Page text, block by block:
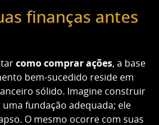
finanças antes
como comprar ações, a base
bem-sucedido reside em
sólido. Imagine construir
fundação adequada; ele
O mesmo ocorre com suas